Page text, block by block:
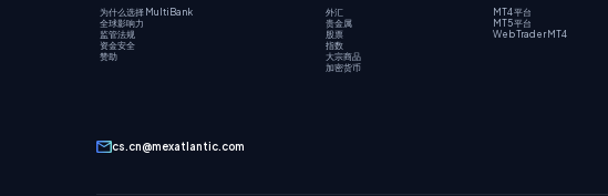
为什么选择 MultiBank
全球影响力
监管法规
资金安全
赞助
外汇
贵金属
股票
指数
大宗商品
加密货币
MT4 平台
MT5 平台
Web Trader MT4
cs.cn@mexatlantic.com